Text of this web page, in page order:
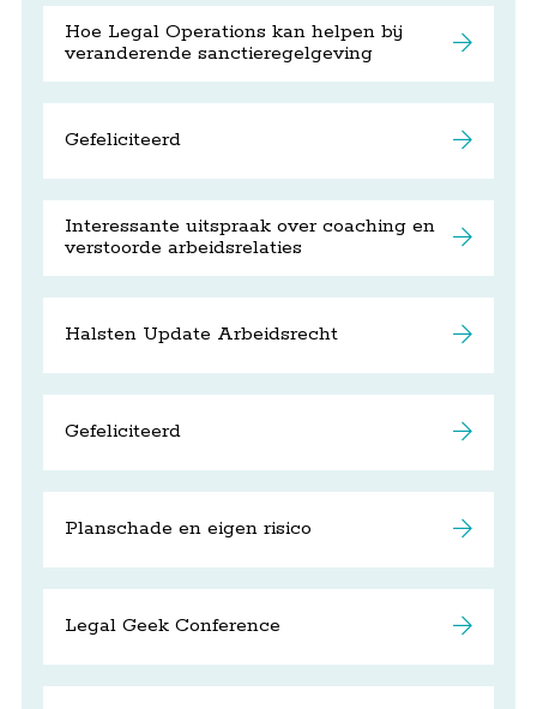
Hoe Legal Operations kan helpen bij
veranderende sanctieregelgeving
Gefeliciteerd
Interessante uitspraak over coaching en
verstoorde arbeidsrelaties
Halsten Update Arbeidsrecht
Gefeliciteerd
Planschade en eigen risico
Legal Geek Conference